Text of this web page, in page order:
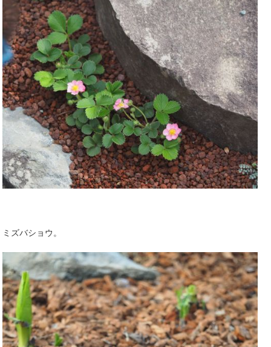
ミズバショウ。